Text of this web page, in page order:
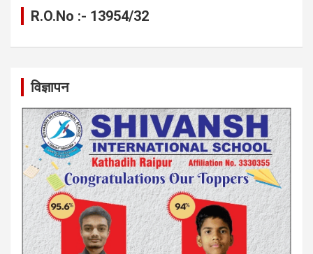
R.O.No :- 13954/32
विज्ञापन